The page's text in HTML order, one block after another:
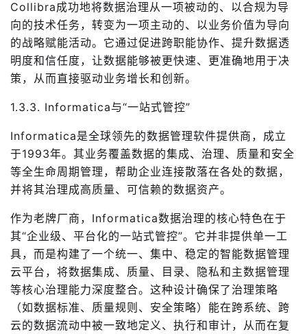
Collibra成功地将数据治理从一项被动的、以合规为导
向的技术任务，转变为一项主动的、以业务价值为导向
的战略赋能活动。它通过促进跨职能协作、提升数据透
明度和信任度，让数据能够被更快速、更准确地用于决
策，从而直接驱动业务增长和创新。
1.3.3. Informatica与“一站式管控”
Informatica是全球领先的数据管理软件提供商，成立
于1993年。其业务覆盖数据的集成、治理、质量和安全
等全生命周期管理，帮助企业连接散落在各处的数据，
并将其治理成高质量、可信赖的数据资产。
作为老牌厂商，Informatica数据治理的核心特色在于
其“企业级、平台化的一站式管控”。它并非提供单一工
具，而是构建了一个统一、集中、稳定的智能数据管理
云平台，将数据集成、质量、目录、隐私和主数据管理
等核心治理能力深度整合。这种设计确保了治理策略
（如数据标准、质量规则、安全策略）能在跨系统、跨
云的数据流动中被一致地定义、执行和审计，从而在复